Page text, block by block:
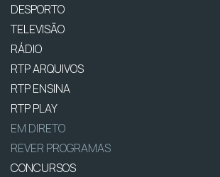
DESPORTO
TELEVISÃO
RÁDIO
RTP ARQUIVOS
RTP ENSINA
RTP PLAY
EM DIRETO
REVER PROGRAMAS
CONCURSOS